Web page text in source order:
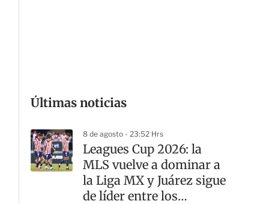
Últimas noticias
8 de agosto - 23:52 Hrs
Leagues Cup 2026: la
MLS vuelve a dominar a
la Liga MX y Juárez sigue
de líder entre los